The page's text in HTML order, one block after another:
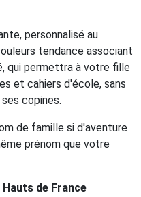
personnalisé au
tendance associant
qui permettra à votre fille
et cahiers d'école, sans
copines.
de famille si d'aventure
prénom que votre
de France